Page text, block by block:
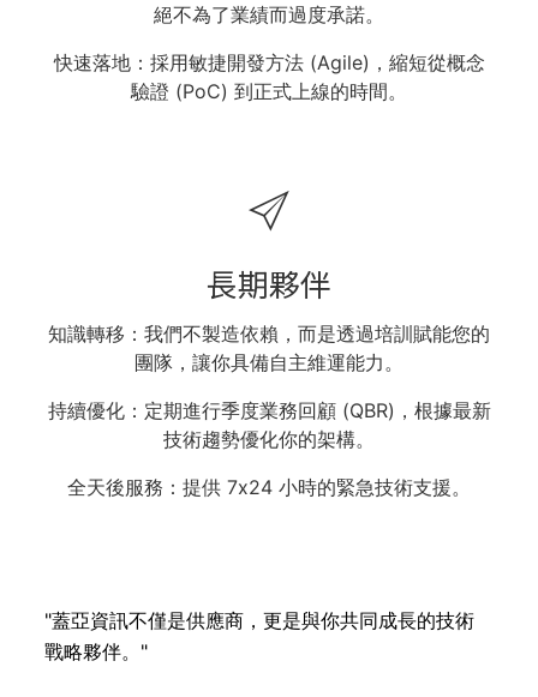
絕不為了業績而過度承諾。
快速落地​：採用敏捷開發方法 (Agile)，縮短從概念
驗證 (PoC) 到正式上線的時間。
長期夥伴​
知識轉移​​：我們不製造依賴，而是透過培訓賦能您的
團隊，讓你具備自主維運能力。
持續優化：定期進行季度業務回顧 (QBR)，根據最新
技術趨勢優化你的架構。​
全天後服務​：提供 7x24 小時的緊急技術支援。
"蓋亞資訊不僅是供應商，更是與你共同成長的技術
戰略夥伴。"​